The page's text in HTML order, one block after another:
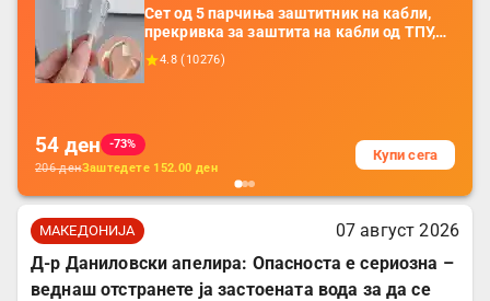
Сет од 5 парчиња заштитник на кабли,
прекривка за заштита на кабли од ТПУ,
додатоци за заштита на кабли, без
батерија, за мобилни телефони, комплет
4.8 (10276)
54 ден
-73%
206денЗаштедете 152.00 ден
Купи сега
МАКЕДОНИЈА
07 август 2026
Д-р Даниловски апелира: Опасноста е сериозна –
веднаш отстранете ја застоената вода за да се